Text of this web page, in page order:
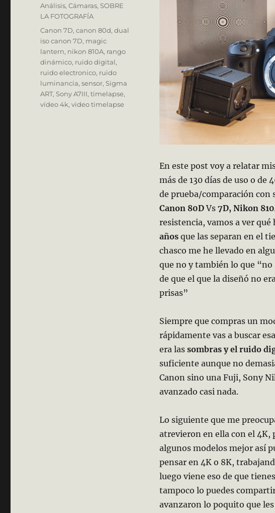
En este post voy a relatar
más de 130 días de uso o
de prueba/comparación con
Canon 80DVs7D, Nikon
resistencia, vamos a ver
añosque las separan en el
chasco me he llevado en
que no y también lo que
de que el que la diseñó no
prisas”
Siempre que compras un
rápidamente vas a buscar
era las sombras y el ruido
suficiente aunque no
Canon sino una Fuji, Sony
avanzado casi nada.
Lo siguiente que me
atrevieron en ella con el 4K,
algunos modelos mejor así
pensar en 4K o 8K,
luego viene eso de que
tampoco lo puedes
avanzaron lo poquito que
Categorías
Análisis,Cámaras, SOBRE
LA FOTOGRAFÍA
Etiquetas
Canon 7D,canon 80d,dual
iso canon 7D, magic
lantern, nikon 810A, rango
dinámico, ruido digital,
ruido electronico, ruido
luminancia,sensor, Sigma
ART, Sony A7III,timelapse,
vídeo 4k,video timelapse